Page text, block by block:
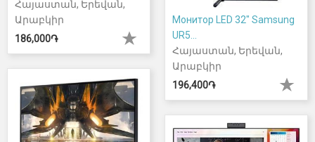
Հայաստան, Երեվան,
Արաբկիր
186,000֏
Монитор LED 32" Samsung
UR5...
Հայաստան, Երեվան,
Արաբկիր
196,400֏